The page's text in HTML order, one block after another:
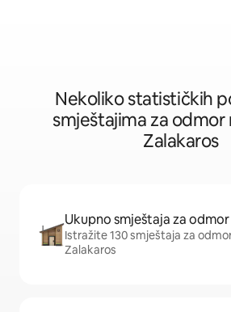
Nekoliko statističkih
smještajima za odmor
Zalakaros
Ukupno smještaja za odmor
Istražite 130 smještaja za
Zalakaros